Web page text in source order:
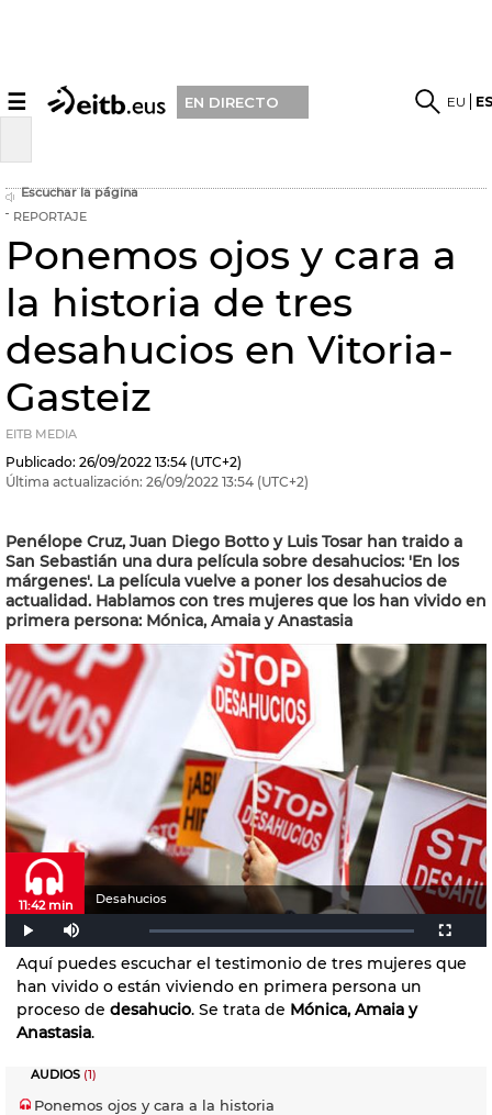
☰ EN DIRECTO EU
Escuchar la página
REPORTAJE
Ponemos ojos y cara a
la historia de tres
desahucios en Vitoria-
Gasteiz
EITB MEDIA
Publicado: 26/09/2022 13:54 (UTC+2)
Última actualización: 26/09/2022 13:54 (UTC+2)
Penélope Cruz, Juan Diego Botto y Luis Tosar han traido a
San Sebastián una dura película sobre desahucios: 'En los
márgenes'. La película vuelve a poner los desahucios de
actualidad. Hablamos con tres mujeres que los han vivido en
primera persona: Mónica, Amaia y Anastasia
Desahucios
11:42 min
Aquí puedes escuchar el testimonio de tres mujeres que
han vivido o están viviendo en primera persona un
proceso de desahucio. Se trata de Mónica, Amaia y
Anastasia.
AUDIOS (1)
Ponemos ojos y cara a la historia